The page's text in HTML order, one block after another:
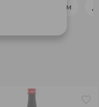
бренді Ром